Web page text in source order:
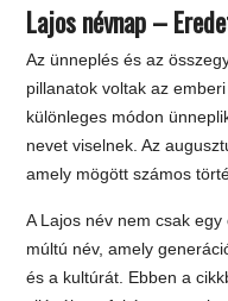
Lajos névnap –
Az ünneplés és az
pillanatok voltak az
különleges módon
nevet viselnek. Az
amely mögött számos
A Lajos név nem csak
múltú név, amely
és a kultúrát. Ebben a